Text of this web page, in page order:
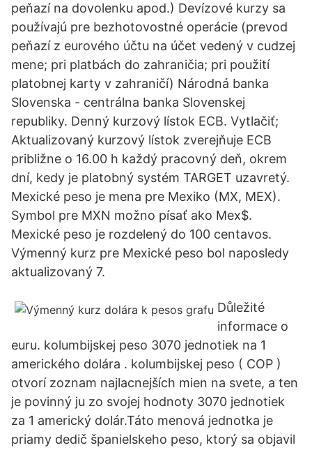
peňazí na dovolenku apod.) Devízové kurzy sa
používajú pre bezhotovostné operácie (prevod
peňazí z eurového účtu na účet vedený v cudzej
mene; pri platbách do zahraničia; pri použití
platobnej karty v zahraničí) Národná banka
Slovenska - centrálna banka Slovenskej
republiky. Denný kurzový lístok ECB. Vytlačiť;
Aktualizovaný kurzový lístok zverejňuje ECB
približne o 16.00 h každý pracovný deň, okrem
dní, kedy je platobný systém TARGET uzavretý.
Mexické peso je mena pre Mexiko (MX, MEX).
Symbol pre MXN možno písať ako Mex$.
Mexické peso je rozdelený do 100 centavos.
Výmenný kurz pre Mexické peso bol naposledy
aktualizovaný 7.
Důležité
informace o
euru. kolumbijskej peso 3070 jednotiek na 1
amerického dolára . kolumbijskej peso ( COP )
otvorí zoznam najlacnejších mien na svete, a ten
je povinný ju zo svojej hodnoty 3070 jednotiek
za 1 americký dolár.Táto menová jednotka je
priamy dedič španielskeho peso, ktorý sa objavil